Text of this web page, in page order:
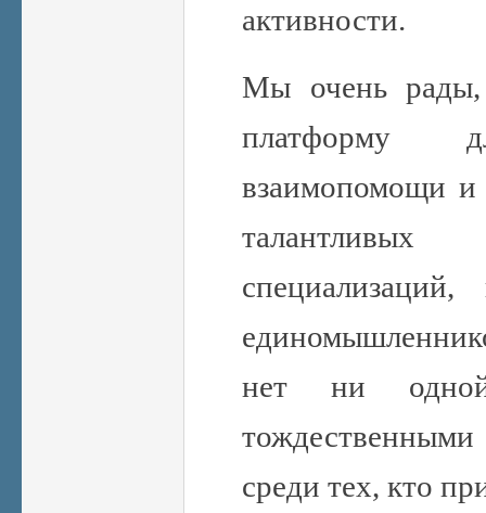
активности.
Мы очень рады,
платформу
взаимопомощи и
нет ни
тождественными
среди тех, кто